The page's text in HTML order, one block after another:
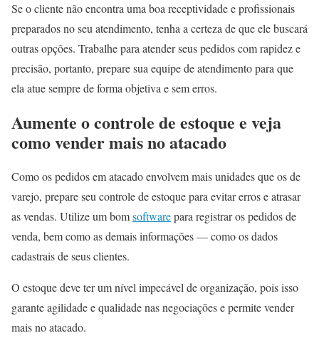
Se o cliente não encontra uma boa receptividade e profissionais
preparados no seu atendimento, tenha a certeza de que ele buscará
outras opções. Trabalhe para atender seus pedidos com rapidez e
precisão, portanto, prepare sua equipe de atendimento para que
ela atue sempre de forma objetiva e sem erros.
Aumente o controle de estoque e veja
como vender mais no atacado
Como os pedidos em atacado envolvem mais unidades que os de
varejo, prepare seu controle de estoque para evitar erros e atrasar
as vendas. Utilize um bomsoftwarepara registrar os pedidos de
venda, bem como as demais informações — como os dados
cadastrais de seus clientes.
O estoque deve ter um nível impecável de organização, pois isso
garante agilidade e qualidade nas negociações e permite vender
mais no atacado.